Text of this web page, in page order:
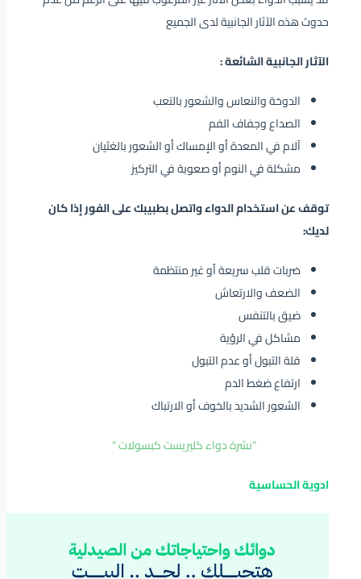
حدوث هذه الآثار الجانبية لدى الجميع
الآثار الجانبية الشائعة :
الدوخة والنعاس والشعور بالتعب
الصداع وجفاف الفم
آلام في المعدة أو الإمساك أو الشعور بالغثيان
مشكلة في النوم أو صعوبة في التركيز
توقف عن استخدام الدواء واتصل بطبيبك على الفور إذا كان
لديك:
ضربات قلب سريعة أو غير منتظمة
الضعف والارتعاش
ضيق بالتنفس
مشاكل في الرؤية
قلة التبول أو عدم التبول
ارتفاع ضغط الدم
الشعور الشديد بالخوف أو الارتباك
“نشرة دواء كليريست كبسولات “
ادوية الحساسية